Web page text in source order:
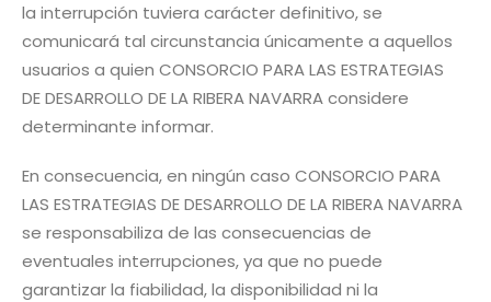
la interrupción tuviera carácter definitivo, se
comunicará tal circunstancia únicamente a aquellos
usuarios a quien CONSORCIO PARA LAS ESTRATEGIAS
DE DESARROLLO DE LA RIBERA NAVARRA considere
determinante informar.
En consecuencia, en ningún caso CONSORCIO PARA
LAS ESTRATEGIAS DE DESARROLLO DE LA RIBERA NAVARRA
se responsabiliza de las consecuencias de
eventuales interrupciones, ya que no puede
garantizar la fiabilidad, la disponibilidad ni la